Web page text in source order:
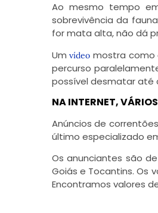
Ao mesmo tempo
sobrevivência da
for mata alta, não dá
Umvídeo mostra como
percurso
possível desmatar até
NA INTERNET,
Anúncios de
último especializado
Os anunciantes são
Goiás e Tocantins. Os
Encontramos valores